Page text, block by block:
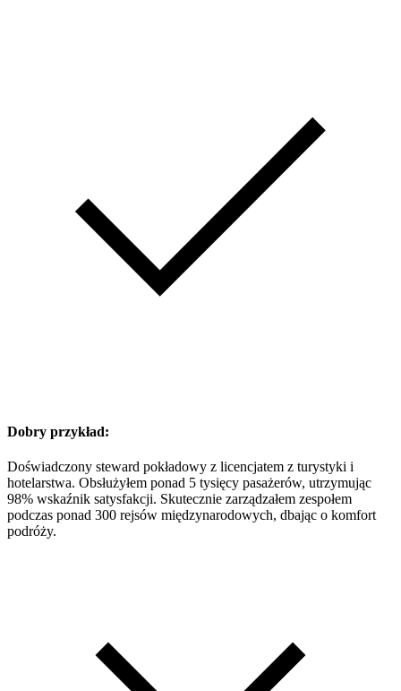
Dobry przykład:
Doświadczony steward pokładowy z licencjatem z turystyki i
hotelarstwa. Obsłużyłem ponad 5 tysięcy pasażerów, utrzymując
98% wskaźnik satysfakcji. Skutecznie zarządzałem zespołem
podczas ponad 300 rejsów międzynarodowych, dbając o komfort
podróży.